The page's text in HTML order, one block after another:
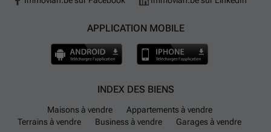
APPLICATION MOBILE
INDEX DES BIENS
Maisons à vendre
Appartements à vendre
Terrains à vendre
Business à vendre Garages à vendre